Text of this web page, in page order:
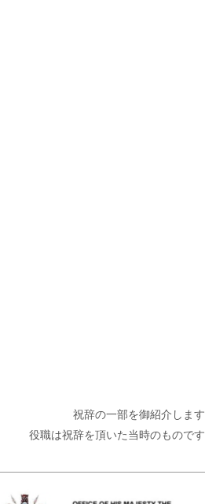
祝辞の一部を御紹介します
役職は祝辞を頂いた当時のものです